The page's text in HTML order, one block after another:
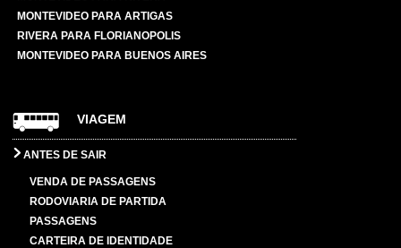
MONTEVIDEO PARA ARTIGAS
RIVERA PARA FLORIANOPOLIS
MONTEVIDEO PARA BUENOS AIRES
VIAGEM
ANTES DE SAIR
VENDA DE PASSAGENS
RODOVIARIA DE PARTIDA
PASSAGENS
CARTEIRA DE IDENTIDADE